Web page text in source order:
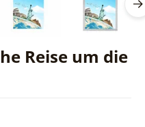
Reise um die